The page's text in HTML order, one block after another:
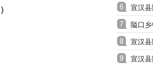
书记
中
宣汉
工作
隘口
光心
宣汉
心脏
宣汉